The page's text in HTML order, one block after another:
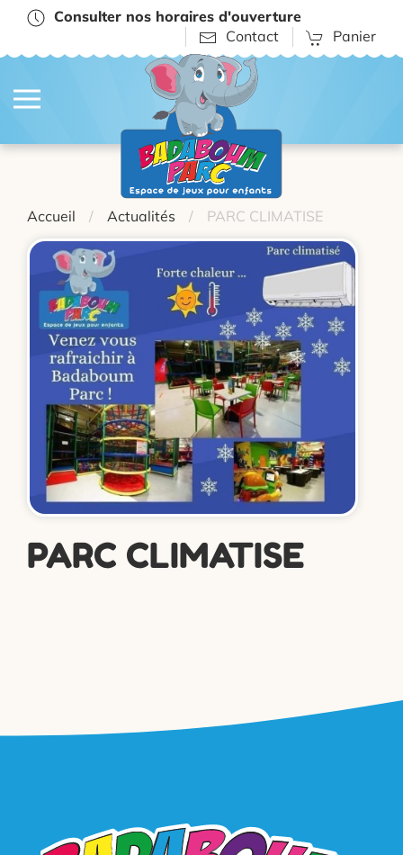
Consulter nos horaires d'ouverture
Contact
Panier
Accueil Actualités PARC CLIMATISE
PARC CLIMATISE